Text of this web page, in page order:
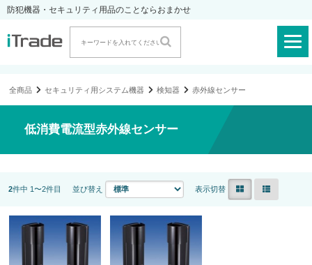
防犯機器・セキュリティ用品のことならおまかせ
全商品 セキュリティ用システム機器 検知器 赤外線センサー
低消費電流型赤外線センサー
2件中 1〜2件目 並び替え 表示切替